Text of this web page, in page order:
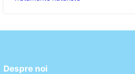
Despre noi